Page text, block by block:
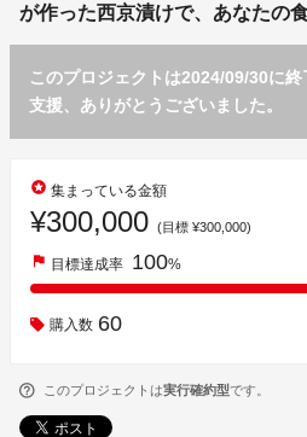
が作った西京漬けで、あなたの
このプロジェクトは2024/09/30に
支援、ありがとうございました。
stars 集まっている金額
¥300,000 (目標 ¥300,000)
flag 目標達成率 100%
購入数 60
このプロジェクトは実行確約型です。